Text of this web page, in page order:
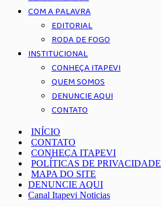
COM A PALAVRA
EDITORIAL
RODA DE FOGO
INSTITUCIONAL
CONHEÇA ITAPEVI
QUEM SOMOS
DENUNCIE AQUI
CONTATO
INÍCIO
CONTATO
CONHEÇA ITAPEVI
POLÍTICAS DE PRIVACIDADE
MAPA DO SITE
DENUNCIE AQUI
Canal Itapevi Noticias